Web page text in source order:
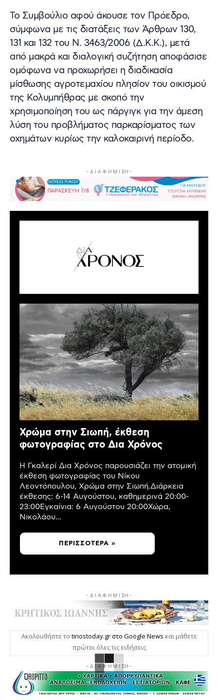
Το Συµβούλιο αφού άκουσε τον Πρόεδρο,
σύµφωνα µε τις διατάξεις των Άρθρων 130,
131 και 132 του Ν. 3463/2006 (∆.Κ.Κ.), µετά
από µακρά και διαλογική συζήτηση αποφάσισε
ομόφωνα να προχωρήσει η διαδικασία
µίσθωσης αγροτεµαχίου πλησίον του οικισµού
της Κολυµπήθρας µε σκοπό την
χρησιµοποίηση του ως πάργιγκ για την άµεση
λύση του προβλήµατος παρκαρίσµατος των
οχηµάτων κυρίως την καλοκαιρινή περίοδο.
- Δ Ι Α Φ Η Μ Ι ΣΗ -
Χρώμα στην Σιωπή, έκθεση
φωτογραφίας στο Δια Χρόνος
Η Γκαλερί Δια Χρόνος παρουσιάζει την ατομική
έκθεση φωτογραφίας του Νίκου
Λεοντόπουλου, Χρώμα στην Σιωπή.Διάρκεια
έκθεσης: 6-14 Αυγούστου, καθημερινά 20:00-
23:00Εγκαίνια: 6 Αυγούστου 20:00Χώρα,
Νικολάου...
ΠΕΡΙΣΣΌΤΕΡΑ »
- Δ Ι Α Φ Η Μ Ι ΣΗ -
Ακολουθήστε το tinostoday.gr στο Google News και μάθετε
πρώτοι όλες τις ειδήσεις
- Δ Ι Α Φ Η Μ Ι ΣΗ -